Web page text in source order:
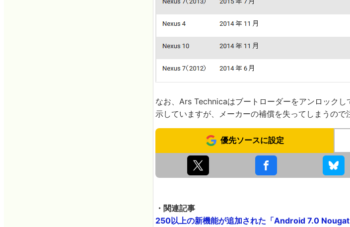
なお、Ars Technicaはブートローダーをアンロック
示していますが、メーカーの補償を失ってしまうので
優先ソースに設定
・関連記事
250以上の新機能が追加された「Android 7.0